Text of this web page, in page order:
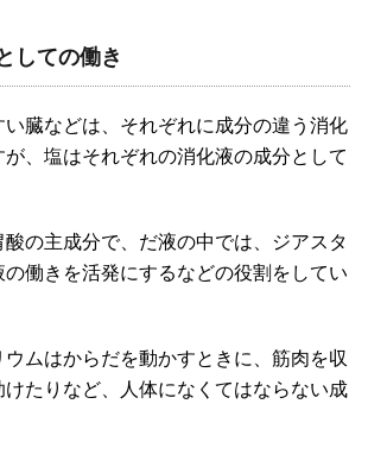
しての働き
い臓などは、それぞれに成分の違う消化
、塩はそれぞれの消化液の成分として
の主成分で、だ液の中では、ジアスタ
働きを活発にするなどの役割をしてい
ウムはからだを動かすときに、筋肉を収
たりなど、人体になくてはならない成